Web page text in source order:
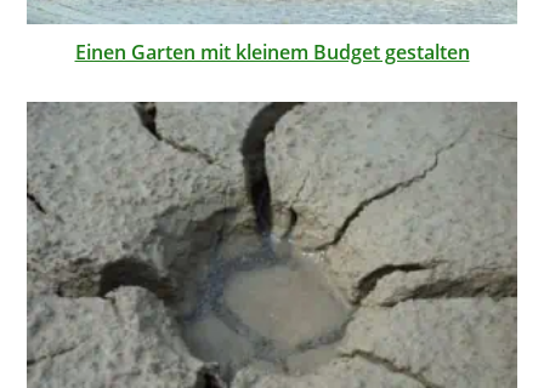
Einen Garten mit kleinem Budget gestalten